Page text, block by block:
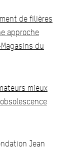
de filières
approche
du
mieux
Jean